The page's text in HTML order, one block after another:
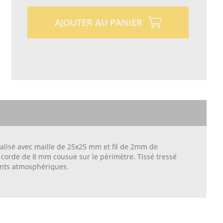
AJOUTER AU PANIER
avec maille de 25x25 mm et fil de 2mm de
de 8 mm cousue sur le périmètre. Tissé tressé
atmosphériques.